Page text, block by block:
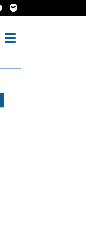
